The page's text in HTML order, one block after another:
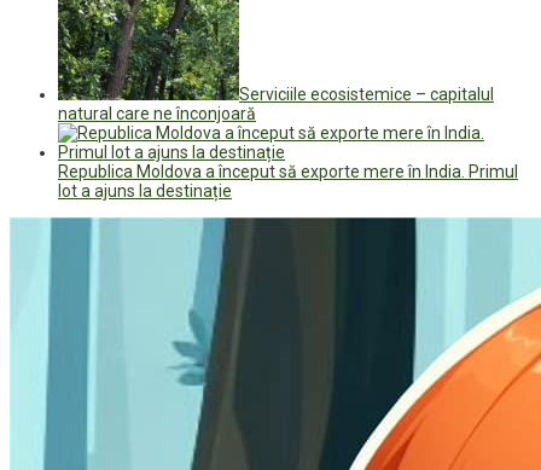
Serviciile ecosistemice – capitalul
natural care ne înconjoară
Republica Moldova a început să exporte mere în India. Primul
lot a ajuns la destinație